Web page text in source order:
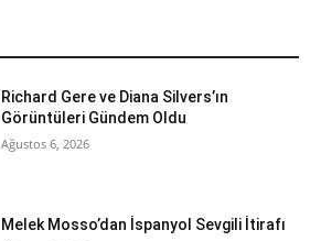
Richard Gere ve Diana Silvers’ın
Görüntüleri Gündem Oldu
Ağustos 6, 2026
Melek Mosso’dan İspanyol Sevgili İtirafı